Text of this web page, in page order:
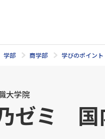
学部 商学部 学びのポイント
大学院
ゼミ 国